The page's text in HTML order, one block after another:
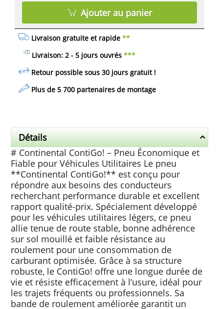
Livraison gratuite et rapide **
Livraison: 2 - 5 jours ouvrés ***
Retour possible sous 30 jours gratuit!
Plus de 5 700 partenaires de montage
Ajouter au panier
Détails
# Continental ContiGo! – Pneu Économique et
Fiable pour Véhicules Utilitaires Le pneu
**Continental ContiGo!** est conçu pour
répondre aux besoins des conducteurs
recherchant performance durable et excellent
rapport qualité-prix. Spécialement développé
pour les véhicules utilitaires légers, ce pneu
allie tenue de route stable, bonne adhérence
sur sol mouillé et faible résistance au
roulement pour une consommation de
carburant optimisée. Grâce à sa structure
robuste, le ContiGo! offre une longue durée de
vie et résiste efficacement à l’usure, idéal pour
les trajets fréquents ou professionnels. Sa
bande de roulement améliorée garantit un